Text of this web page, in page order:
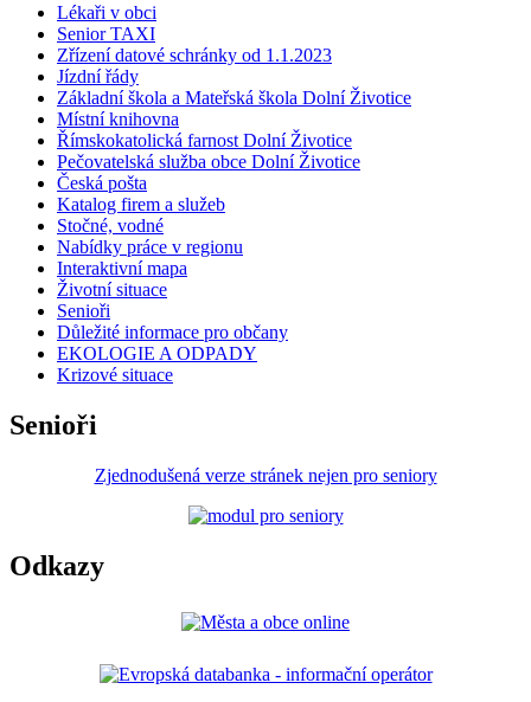
Lékaři v obci
Senior TAXI
Zřízení datové schránky od 1.1.2023
Jízdní řády
Základní škola a Mateřská škola Dolní Životice
Místní knihovna
Římskokatolická farnost Dolní Životice
Pečovatelská služba obce Dolní Životice
Česká pošta
Katalog firem a služeb
Stočné, vodné
Nabídky práce v regionu
Interaktivní mapa
Životní situace
Senioři
Důležité informace pro občany
EKOLOGIE A ODPADY
Krizové situace
Senioři
Zjednodušená verze stránek nejen pro seniory
Odkazy